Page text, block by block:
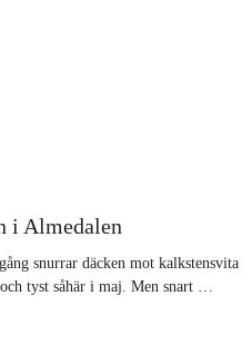
i Almedalen
snurrar däcken mot kalkstensvita
tyst såhär i maj. Men snart …